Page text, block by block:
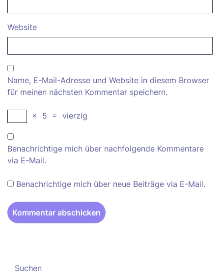
Website
Name, E-Mail-Adresse und Website in diesem Browser
für meinen nächsten Kommentar speichern.
× 5 = vierzig
Benachrichtige mich über nachfolgende Kommentare
via E-Mail.
Benachrichtige mich über neue Beiträge via E-Mail.
Suchen